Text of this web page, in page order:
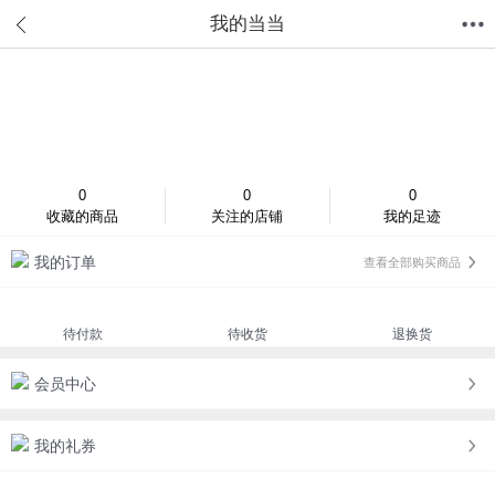
我的当当
0
收藏的商品
0
关注的店铺
0
我的足迹
我的订单 查看全部购买商品
待付款 待收货 退换货
会员中心
我的礼券